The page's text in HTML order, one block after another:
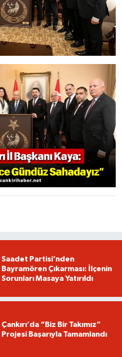
Saadet Partisi’nden
Bayramören Çıkarması: İlçenin
Sorunları Masaya Yatırıldı
Çankırı’da “Biz Bir Takımız”
Projesi Başarıyla Tamamlandı